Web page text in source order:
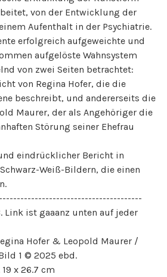
von der Entwicklung der
Aufenthalt in der Psychiatrie.
erfolgreich aufgeweichte und
aufgelöste Wahnsystem
von zwei Seiten betrachtet:
von Regina Hofer, die die
beschreibt, und andererseits die
Maurer, der als Angehöriger die
Störung seiner Ehefrau
eindrücklicher Bericht in
Weiß-Bildern, die einen
Link ist gaaanz unten auf jeder
Hofer & Leopold Maurer /
1 © 2025 ebd.
x 26.7 cm